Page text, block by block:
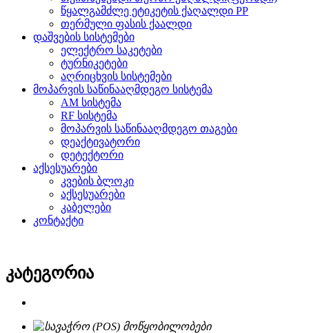
წყალგამძლე ეტიკეტის ქაღალდი PP
თერმული ფასის ქაალდი
დაშვების სისტემები
ელექტრო საკეტები
ტურნიკეტები
აღრიცხვის სისტემები
მოპარვის საწინააღმდეგო სისტემა
AM სისტემა
RF სისტემა
მოპარვის საწინააღმდეგო თაგები
დეაქტივატორი
დეტექტორი
აქსესუარები
კვების ბლოკი
აქსესუარები
კაბელები
კონტაქტი
კატეგორია